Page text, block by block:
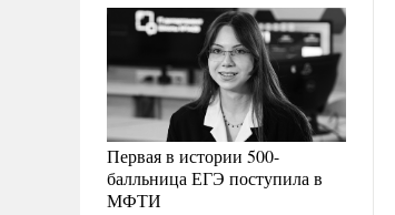
Первая в истории 500-
балльница ЕГЭ поступила в
МФТИ